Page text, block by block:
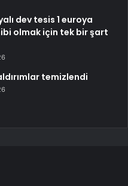
dev tesis 1 euroya
olmak için tek bir şart
temizlendi